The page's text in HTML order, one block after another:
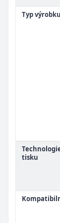
Typ výrobku
tisku